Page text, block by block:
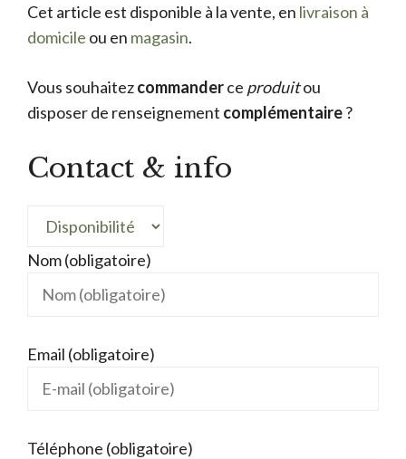
Cet article est disponible à la vente, en livraison à
domicile ou en magasin.
Vous souhaitezcommanderce produitou
disposer de renseignement complémentaire?
Contact & info
Nom (obligatoire)
Email (obligatoire)
Téléphone (obligatoire)